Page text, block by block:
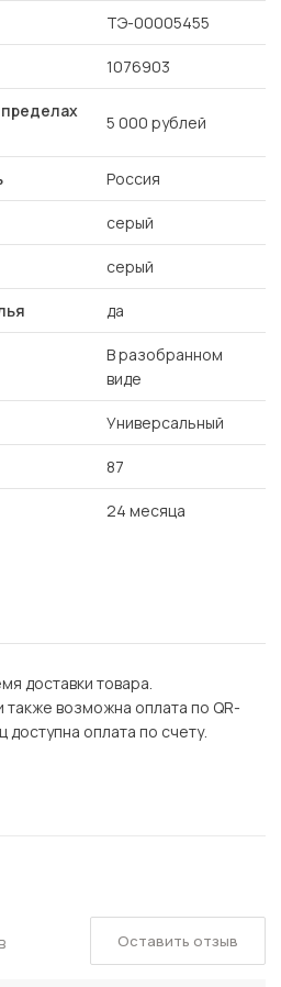
ТЭ-00005455
1076903
5 000 рублей
Россия
серый
серый
да
В разобранном
виде
Универсальный
87
24 месяца
доставки товара.
возможна оплата по QR-
оплата по счету.
Оставить отзыв